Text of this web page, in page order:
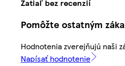
Zatiaľ bez recenzií
Pomôžte ostatným
Hodnotenia zverejňujú naši
Napísať hodnotenie